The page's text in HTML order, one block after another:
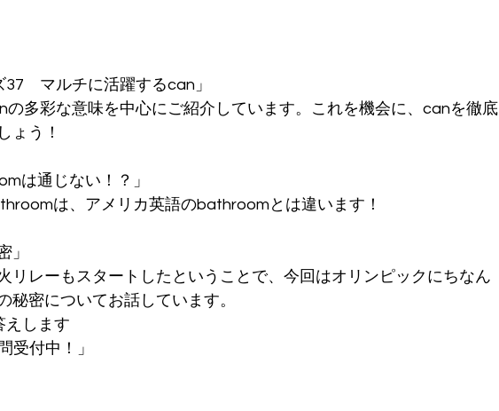
　マルチに活躍するcan」
多彩な意味を中心にご紹介しています。これを機会に、canを徹底
う！
は通じない！？」
は、アメリカ英語のbathroomとは違います！
」
レーもスタートしたということで、今回はオリンピックにちなん
密についてお話しています。
えします
付中！」